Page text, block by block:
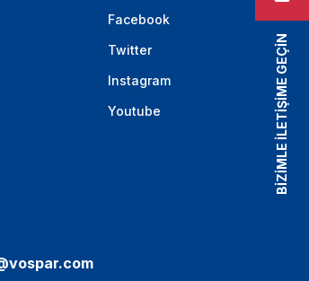
Facebook
Twitter
Instagram
Youtube
BİZİMLE İLETİŞİME GEÇİN